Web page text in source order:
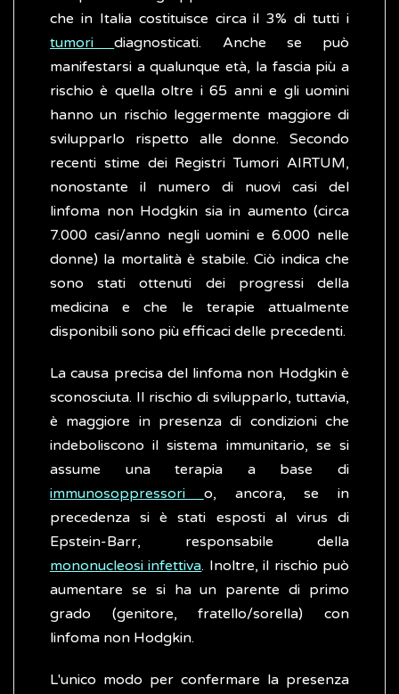
che in Italia costituisce circa il 3% di tutti i
tumoridiagnosticati. Anche se può
manifestarsi a qualunque età, la fascia più a
rischio è quella oltre i 65 anni e gli uomini
hanno un rischio leggermente maggiore di
svilupparlo rispetto alle donne. Secondo
recenti stime dei Registri Tumori AIRTUM,
nonostante il numero di nuovi casi del
linfoma non Hodgkin sia in aumento (circa
7.000 casi/anno negli uomini e 6.000 nelle
donne) la mortalità è stabile. Ciò indica che
sono stati ottenuti dei progressi della
medicina e che le terapie attualmente
disponibili sono più efficaci delle precedenti.
La causa precisa del linfoma non Hodgkin è
sconosciuta. Il rischio di svilupparlo, tuttavia,
è maggiore in presenza di condizioni che
indeboliscono il sistema immunitario, se si
assume una terapia a base di
immunosoppressori o, ancora, se in
precedenza si è stati esposti al virus di
Epstein-Barr, responsabile della
mononucleosi infettiva. Inoltre, il rischio può
aumentare se si ha un parente di primo
grado (genitore, fratello/sorella) con
linfoma non Hodgkin.
L'unico modo per confermare la presenza